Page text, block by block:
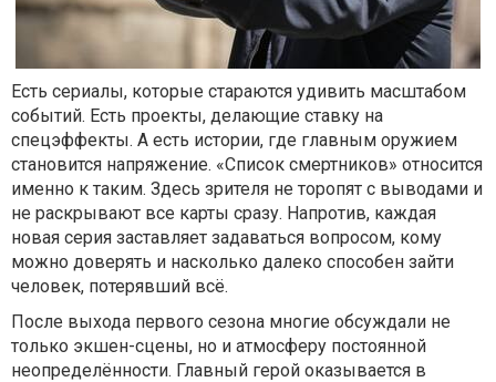
Есть сериалы, которые стараются удивить масштабом
событий. Есть проекты, делающие ставку на
спецэффекты. А есть истории, где главным оружием
становится напряжение. «Список смертников» относится
именно к таким. Здесь зрителя не торопят с выводами и
не раскрывают все карты сразу. Напротив, каждая
новая серия заставляет задаваться вопросом, кому
можно доверять и насколько далеко способен зайти
человек, потерявший всё.
После выхода первого сезона многие обсуждали не
только экшен-сцены, но и атмосферу постоянной
неопределённости. Главный герой оказывается в